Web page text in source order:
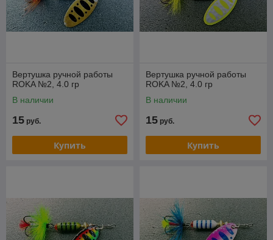
Вертушка ручной работы
ROKA №2, 4.0 гр
В наличии
15 руб.
Купить
Вертушка ручной работы
ROKA №2, 4.0 гр
В наличии
15 руб.
Купить